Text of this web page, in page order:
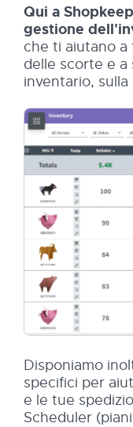
Qui a
gestione
che ti aiutano
delle scorte e
inventario,
Disponiamo
specifici per
e le tue
Scheduler